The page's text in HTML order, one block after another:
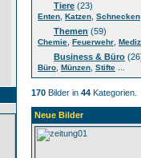
Tiere (23)
Enten Katzen Schnecken
Themen (59)
Chemie Feuerwehr
Business & Büro
Büro Münzen Stifte
170 Bilder in 44 Kategorien.
Neue Bilder